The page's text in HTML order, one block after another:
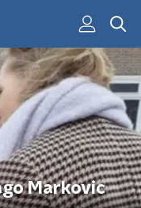
Markovic